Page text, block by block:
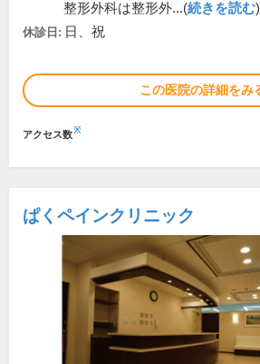
整形外科は整形外...(続きを読む)
休診日: 日、祝
この医院の詳細をみ
アクセス数※
ぱくペインクリニック